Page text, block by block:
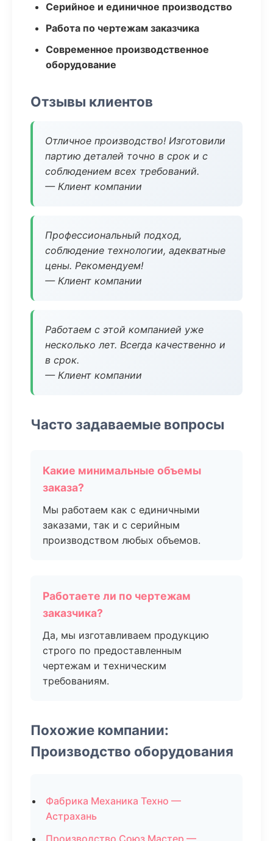
Серийное и единичное производство
Работа по чертежам заказчика
Современное производственное
оборудование
Отзывы клиентов
Отличное производство! Изготовили
партию деталей точно в срок и с
соблюдением всех требований.
— Клиент компании
Профессиональный подход,
соблюдение технологии, адекватные
цены. Рекомендуем!
— Клиент компании
Работаем с этой компанией уже
несколько лет. Всегда качественно и
в срок.
— Клиент компании
Часто задаваемые вопросы
Какие минимальные объемы
заказа?
Мы работаем как с единичными
заказами, так и с серийным
производством любых объемов.
Работаете ли по чертежам
заказчика?
Да, мы изготавливаем продукцию
строго по предоставленным
чертежам и техническим
требованиям.
Похожие компании:
Производство оборудования
Фабрика Механика Техно —
Астрахань
Производство Союз Мастер —